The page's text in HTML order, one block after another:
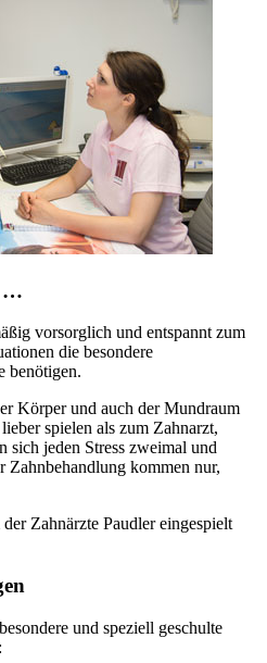
…
vorsorglich und entspannt zum
die besondere
benötigen.
Körper und auch der Mundraum
spielen als zum Zahnarzt,
sich jeden Stress zweimal und
Zahnbehandlung kommen nur,
Zahnärzte Paudler eingespielt
und speziell geschulte